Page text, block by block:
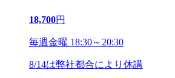
18,700円
毎週金曜 18:30～20:30
8/14は弊社都合により休講